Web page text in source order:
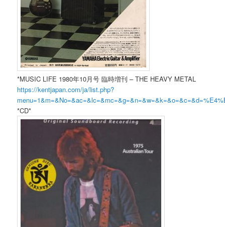
*MUSIC LIFE 1980年10月号 臨時増刊 – THE HEAVY METAL
https://kentjapan.com/ja/list.php?
*CD*